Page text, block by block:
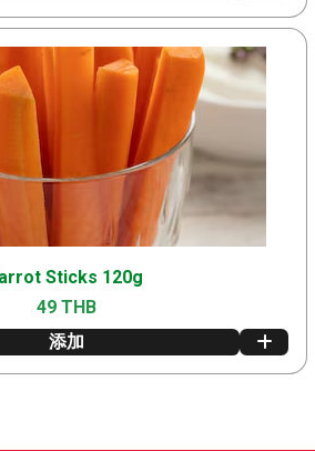
Sticks 120g
49 THB
添加